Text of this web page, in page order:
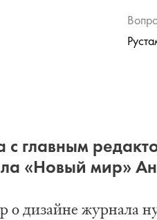
с глав­ным
«Но­вый мир»
о ди­зай­не жур­на­ла